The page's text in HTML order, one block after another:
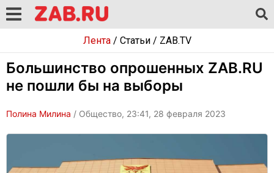
Лента/ Статьи/ ZAB.TV
Большинство опрошенных ZAB.RU
не пошли бы на выборы
Полина Милина / Общество, 23:41, 28 февраля 2023